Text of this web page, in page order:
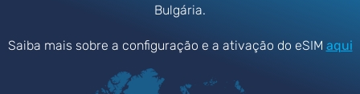
Bulgária.
Saiba mais sobre a configuração e a ativação do eSIM aqui